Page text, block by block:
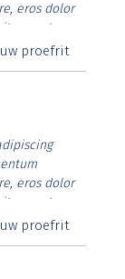
eros dolor
erat.
lorem
proefrit
eros dolor
erat.
lorem
proefrit